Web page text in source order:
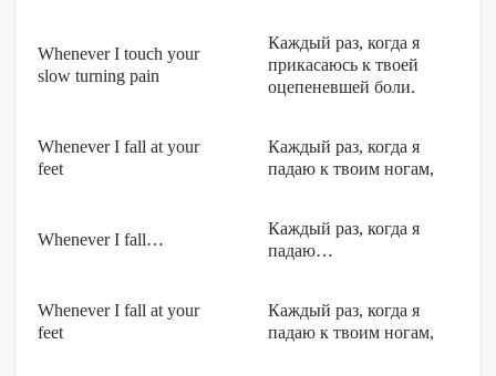
Whenever I touch your
slow turning pain
Каждый раз, когда я
прикасаюсь к твоей
оцепеневшей боли.
Whenever I fall at your
feet
Каждый раз, когда я
падаю к твоим ногам,
Whenever I fall…
Каждый раз, когда я
падаю…
Whenever I fall at your
feet
Каждый раз, когда я
падаю к твоим ногам,